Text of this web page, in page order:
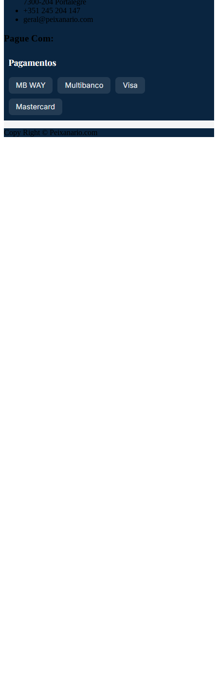
+351 245 204 147
geral@peixanario.com
Pague Com:
Copy Right © Peixanario.com